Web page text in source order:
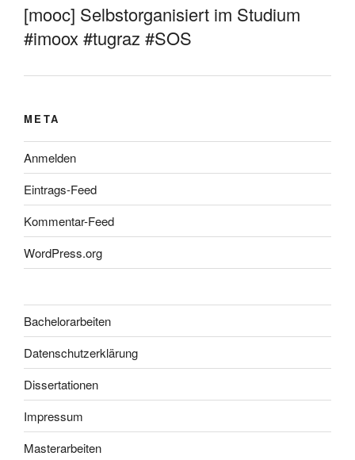
[mooc] Selbstorganisiert im Studium
#imoox #tugraz #SOS
META
Anmelden
Eintrags-Feed
Kommentar-Feed
WordPress.org
Bachelorarbeiten
Datenschutzerklärung
Dissertationen
Impressum
Masterarbeiten